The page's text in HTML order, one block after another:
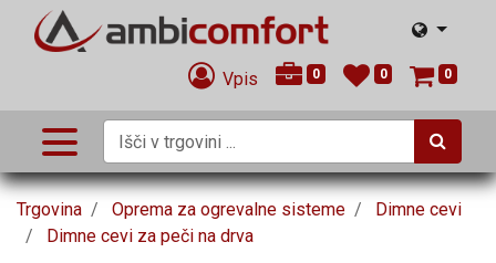
Vpis 0 0 0
Trgovina Oprema za ogrevalne sisteme
Dimne cevi
Dimne cevi za peči na drva